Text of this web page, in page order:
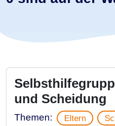
und Scheidung
Themen: Eltern